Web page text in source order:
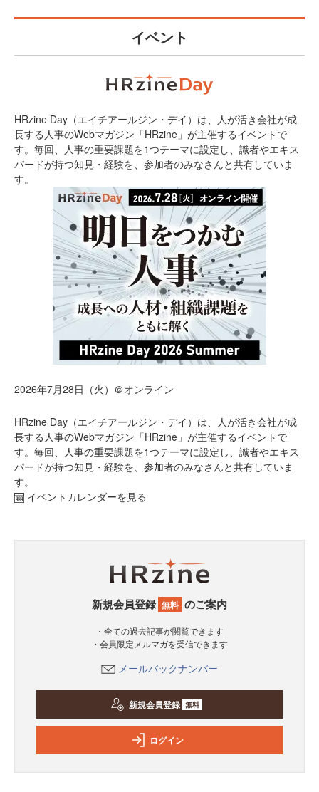
イベント
HRzine Day（エイチアールジン・デイ）は、人が活き会社が成
長する人事のWebマガジン「HRzine」が主催するイベントで
す。毎回、人事の重要課題を1つテーマに設定し、識者やエキス
パードが持つ知見・経験を、参加者のみなさんと共有していま
す。
2026年7月28日（火）＠オンライン
HRzine Day（エイチアールジン・デイ）は、人が活き会社が成
長する人事のWebマガジン「HRzine」が主催するイベントで
す。毎回、人事の重要課題を1つテーマに設定し、識者やエキス
パードが持つ知見・経験を、参加者のみなさんと共有していま
す。
イベントカレンダーを見る
新規会員登録 無料 のご案内
・全ての過去記事が閲覧できます
・会員限定メルマガを受信できます
メールバックナンバー
新規会員登録 無料
ログイン